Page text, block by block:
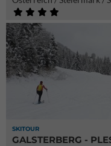
SKITOUR
GALSTERBERG -